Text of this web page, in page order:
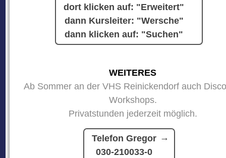
dort klicken auf: "Erweitert"
dann Kursleiter: "Wersche"
dann klicken auf: "Suchen"
WEITERES
Ab Sommer an der VHS Reinickendorf auch
Workshops.
Privatstunden jederzeit möglich.
Telefon Gregor
030-210033-0